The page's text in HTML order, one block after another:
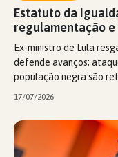
Estatuto da
regulamentação
Ex-ministro de Lula
defende avanços;
população negra são
17/07/2026